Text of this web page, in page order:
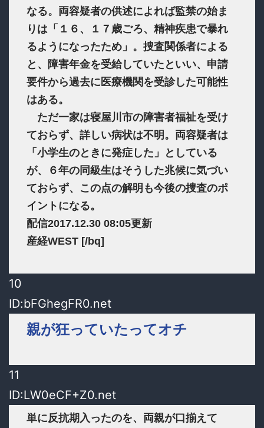
なる。両容疑者の供述によれば監禁の始ま
りは「１６、１７歳ごろ、精神疾患で暴れ
るようになったため」。捜査関係者による
と、障害年金を受給していたといい、申請
要件から過去に医療機関を受診した可能性
はある。
ただ一家は寝屋川市の障害者福祉を受け
ておらず、詳しい病状は不明。両容疑者は
「小学生のときに発症した」としている
が、６年の同級生はそうした兆候に気づい
ておらず、この点の解明も今後の捜査のポ
イントになる。
配信2017.12.30 08:05更新
産経WEST [/bq]
10
ID:bFGhegFR0.net
親が狂っていたってオチ
11
ID:LW0eCF+Z0.net
単に反抗期入ったのを、両親が口揃えて